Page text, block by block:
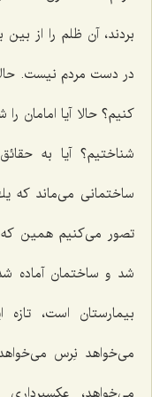
بردند، آن ظلم را از
در دست مردم نیست.
كنیم؟ حالا آیا امامان
شناختیم؟ آیا به
ساختمانی می‌ماند كه
تصور می‌كنیم همین كه
شد و ساختمان آماده
بیمارستان است،
می‌خواهد نِرس